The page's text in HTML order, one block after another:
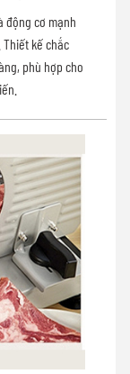
động cơ mạnh
kế chắc
phù hợp cho